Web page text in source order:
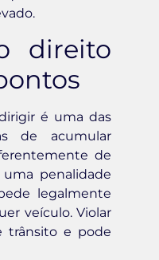
direito
é uma das
de acumular
de
penalidade
legalmente
veículo. Violar
trânsito e pode